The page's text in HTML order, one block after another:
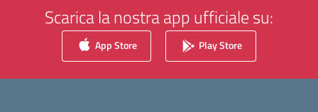
Scarica la nostra app ufficiale su:
App Store Play Store